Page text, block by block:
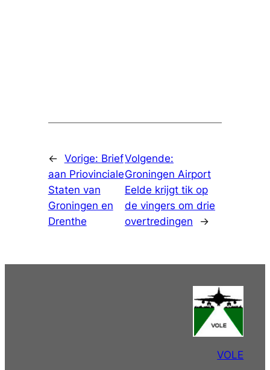
← Vorige: Brief
aan Priovinciale
Staten van
Groningen en
Drenthe
Volgende:
Groningen Airport
Eelde krijgt tik op
de vingers om drie
overtredingen
→
VOLE